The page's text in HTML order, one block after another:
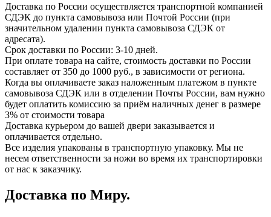
Доставка по России осуществляется транспортной компанией
СДЭК до пункта самовывоза или Почтой России (при
значительном удалении пункта самовывоза СДЭК от
адресата).
Срок доставки по России: 3-10 дней.
При оплате товара на сайте, стоимость доставки по России
составляет от 350 до 1000 руб., в зависимости от региона.
Когда вы оплачиваете заказ наложенным платежом в пункте
самовывоза СДЭК или в отделении Почты России, вам нужно
будет оплатить комиссию за приём наличных денег в размере
3% от стоимости товара
Доставка курьером до вашей двери заказывается и
оплачивается отдельно.
Все изделия упакованы в транспортную упаковку. Мы не
несем ответственности за ножи во время их транспортировки
от нас к заказчику.
Доставка по Миру.